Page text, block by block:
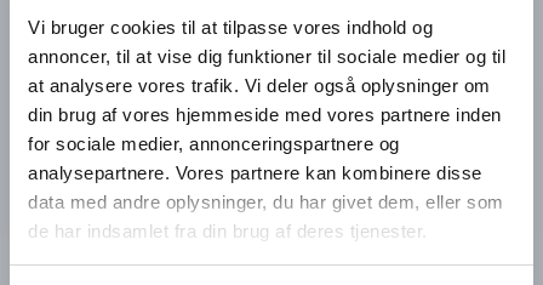
Vi bruger cookies til at tilpasse vores indhold og
annoncer, til at vise dig funktioner til sociale medier og til
at analysere vores trafik. Vi deler også oplysninger om
din brug af vores hjemmeside med vores partnere inden
for sociale medier, annonceringspartnere og
analysepartnere. Vores partnere kan kombinere disse
data med andre oplysninger, du har givet dem, eller som
de har indsamlet fra din brug af deres tjenester.